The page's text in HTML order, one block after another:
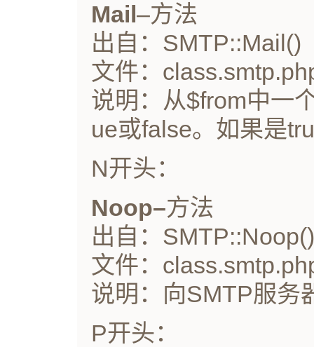
Mail–方法
出自：SMTP::Mail()
文件：
说明：从$from中一
ue或false。如果是
N开头：
Noop–方法
出自：SMTP::Noop()
文件：
说明：向SMTP服务
P开头：